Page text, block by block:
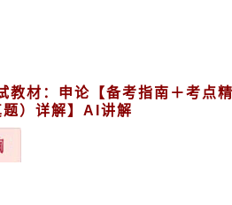
教材：申论【备考指南＋考点
）详解】AI讲解